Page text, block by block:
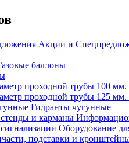
Акции и
баллоны
Гидранты чугунные
Оборудование